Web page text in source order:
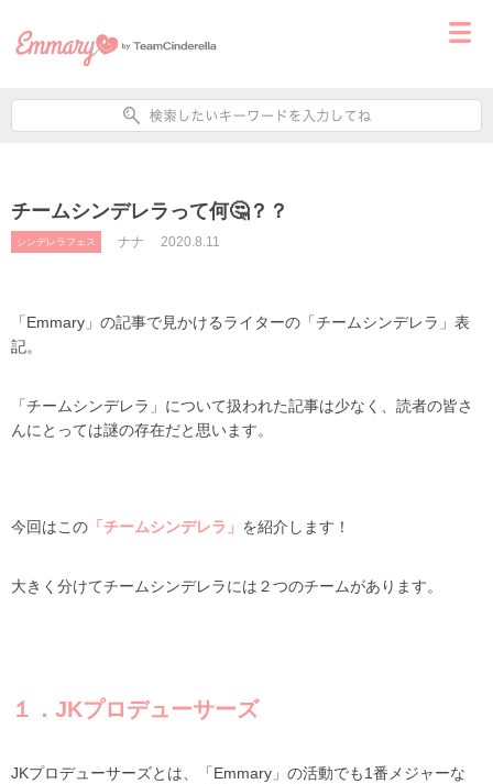
チームシンデレラって何🤔？？
シンデレラフェス ナナ 2020.8.11
「Emmary」の記事で見かけるライターの「チームシンデレラ」表
記。
「チームシンデレラ」について扱われた記事は少なく、読者の皆さ
んにとっては謎の存在だと思います。
今回はこの 「チームシンデレラ」 を紹介します！
大きく分けてチームシンデレラには２つのチームがあります。
１．JKプロデューサーズ
JKプロデューサーズとは、「Emmary」の活動でも1番メジャーな